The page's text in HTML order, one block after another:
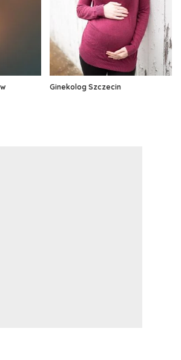
Ginekolog Szczecin